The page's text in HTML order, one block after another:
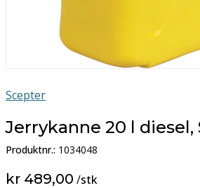
Scepter
Jerrykanne 20 l diesel,
Produktnr.: 1034048
kr 489,00 /stk